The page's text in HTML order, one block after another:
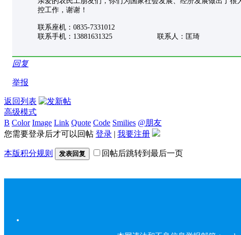
控工作，谢谢！
联系座机：0835-7331012
联系手机：13881631325 联系人：匡琦
回复
举报
返回列表
高级模式
B Color Image Link Quote Code Smilies @朋友
您需要登录后才可以回帖 登录 | 我要注册
本版积分规则 发表回复 回帖后跳转到最后一页